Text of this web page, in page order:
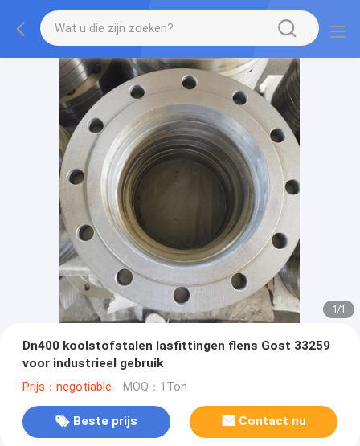
1/1
Dn400 koolstofstalen lasfittingen flens Gost 33259
voor industrieel gebruik
Prijs：negotiable MOQ：1Ton
Beste prijs Contact nu